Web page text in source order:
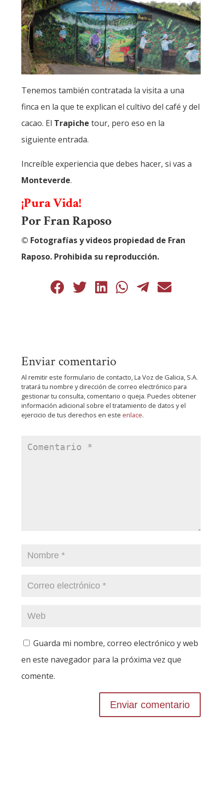
Tenemos también contratada la visita a una
finca en la que te explican el cultivo del café y del
cacao. El Trapiche tour, pero eso en la
siguiente entrada.
Increíble experiencia que debes hacer, si vas a
Monteverde.
¡Pura Vida!
Por Fran Raposo
© Fotografías y videos propiedad de Fran
Raposo. Prohibida su reproducción.
Enviar comentario
Al remitir este formulario de contacto, La Voz de Galicia, S.A.
tratará tu nombre y dirección de correo electrónico para
gestionar tu consulta, comentario o queja. Puedes obtener
información adicional sobre el tratamiento de datos y el
ejercicio de tus derechos en este enlace.
Guarda mi nombre, correo electrónico y web
en este navegador para la próxima vez que
comente.